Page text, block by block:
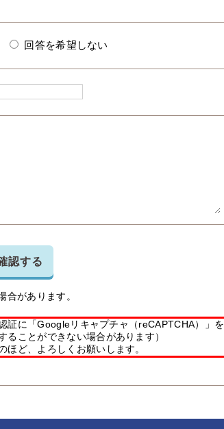
回答を希望しない
認する
があります。
証に「Googleリキャプチャ（reCAPTCHA）」を
ことができない場合があります）
ど、よろしくお願いします。